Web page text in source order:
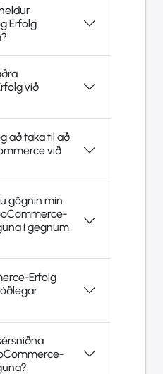
Erfolg
við
að taka til að
við
gögnin mín
í gegnum
Erfolg